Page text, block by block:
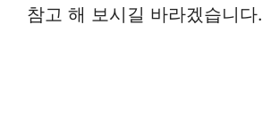
참고 해 보시길 바라겠습니다.